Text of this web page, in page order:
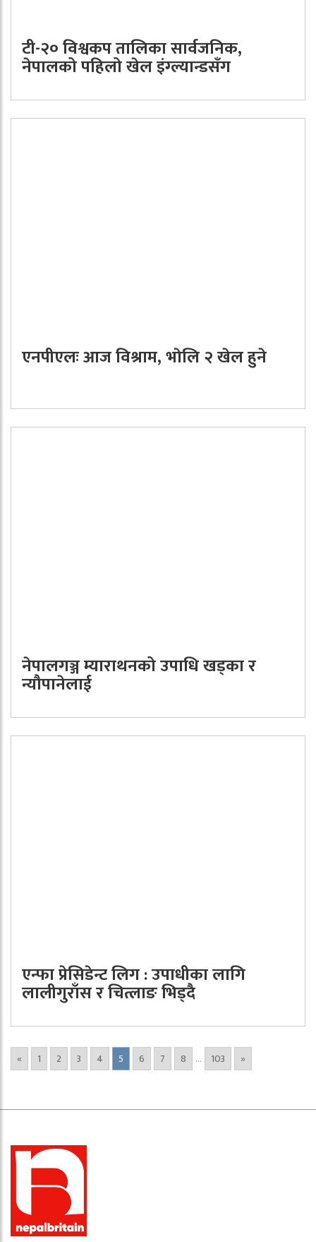
टी-२० विश्वकप तालिका सार्वजनिक,
नेपालको पहिलो खेल इंग्ल्यान्डसँग
एनपीएलः आज विश्राम, भाेलि २ खेल हुने
नेपालगञ्ज म्याराथनको उपाधि खड्का र
न्यौपानेलाई
एन्फा प्रेसिडेन्ट लिग : उपाधीका लागि
लालीगुराँस र चित्लाङ भिड्दै
« 1 2 3 4 5 6 7 8 ... 103 »